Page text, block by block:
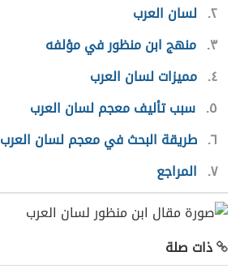
٢ لسان العرب
٣ منهج ابن منظور في مؤلفه
٤ مميزات لسان العرب
٥ سبب تأليف معجم لسان العرب
٦ طريقة البحث في معجم لسان العرب
٧ المراجع
ذات صلة